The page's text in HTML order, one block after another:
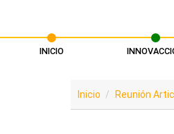
INICIO
Inicio Reunión